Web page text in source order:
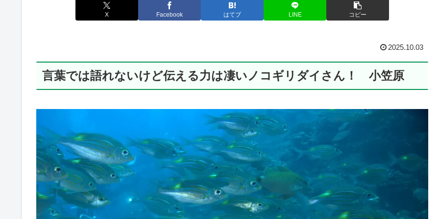
X Facebook はてブ LINE コピー
2025.10.03
言葉では語れないけど伝える力は凄いノコギリダイさん！ 小笠原